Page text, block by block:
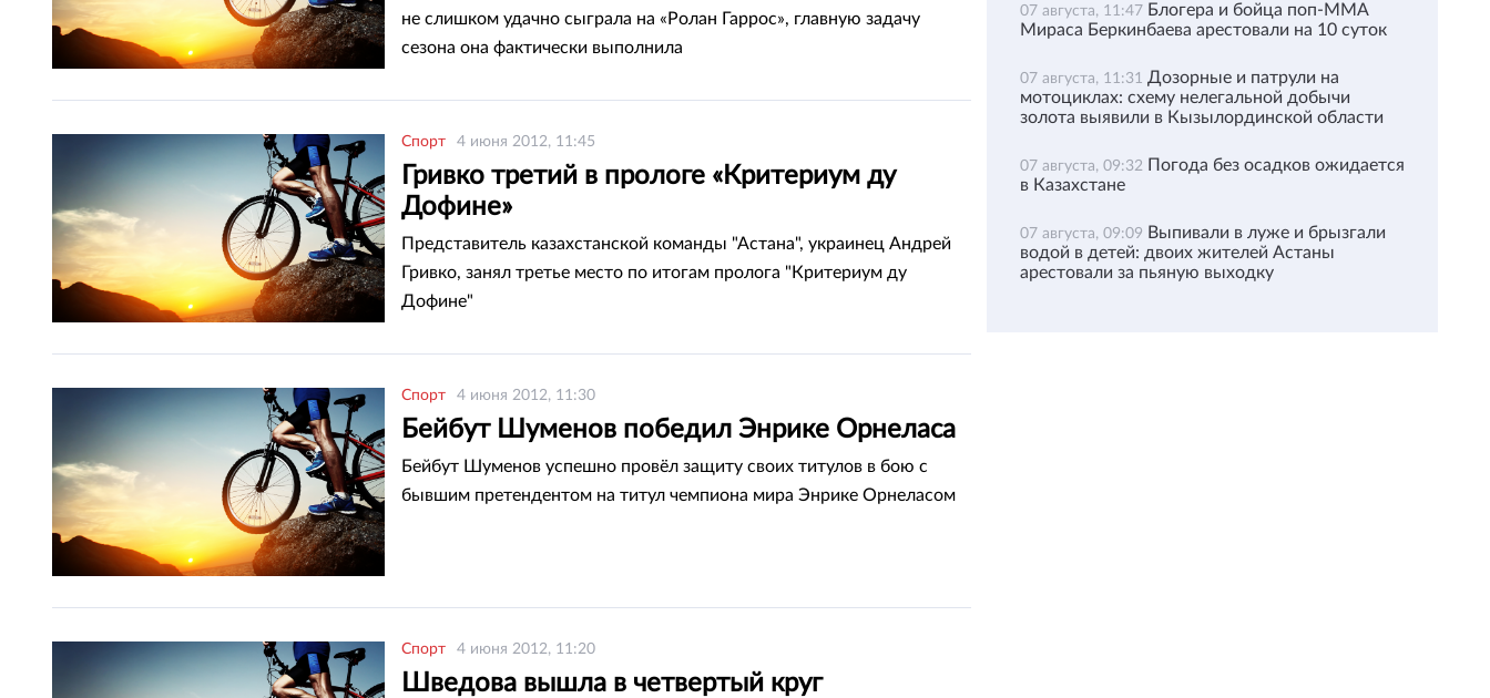
не слишком удачно сыграла на «Ролан Гаррос», главную задачу
сезона она фактически выполнила
Спорт 4 июня 2012, 11:45
Гривко третий в прологе «Критериум ду
Дофине»
Представитель казахстанской команды "Астана", украинец Андрей
Гривко, занял третье место по итогам пролога "Критериум ду
Дофине"
Спорт 4 июня 2012, 11:30
Бейбут Шуменов победил Энрике Орнеласа
Бейбут Шуменов успешно провёл защиту своих титулов в бою с
бывшим претендентом на титул чемпиона мира Энрике Орнеласом
Спорт 4 июня 2012, 11:20
Шведова вышла в четвертый круг
07 августа, 11:47 Блогера и бойца поп-ММА
Мираса Беркинбаева арестовали на 10 суток
07 августа, 11:31 Дозорные и патрули на
мотоциклах: схему нелегальной добычи
золота выявили в Кызылординской области
07 августа, 09:32 Погода без осадков ожидается
в Казахстане
07 августа, 09:09 Выпивали в луже и брызгали
водой в детей: двоих жителей Астаны
арестовали за пьяную выходку